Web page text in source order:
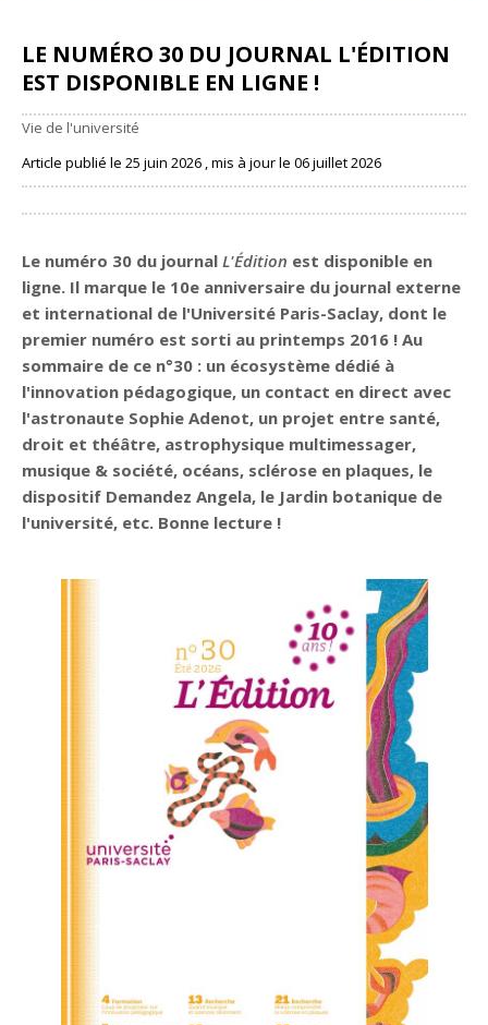
LE NUMÉRO 30 DU JOURNAL L'ÉDITION
EST DISPONIBLE EN LIGNE !
Vie de l'université
Article publié le 25 juin 2026 , mis à jour le 06 juillet 2026
Le numéro 30 du journal L'Édition est disponible en
ligne. Il marque le 10e anniversaire du journal externe
et international de l'Université Paris-Saclay, dont le
premier numéro est sorti au printemps 2016 ! Au
sommaire de ce n°30 : un écosystème dédié à
l'innovation pédagogique, un contact en direct avec
l'astronaute Sophie Adenot, un projet entre santé,
droit et théâtre, astrophysique multimessager,
musique & société, océans, sclérose en plaques, le
dispositif Demandez Angela, le Jardin botanique de
l'université, etc. Bonne lecture !